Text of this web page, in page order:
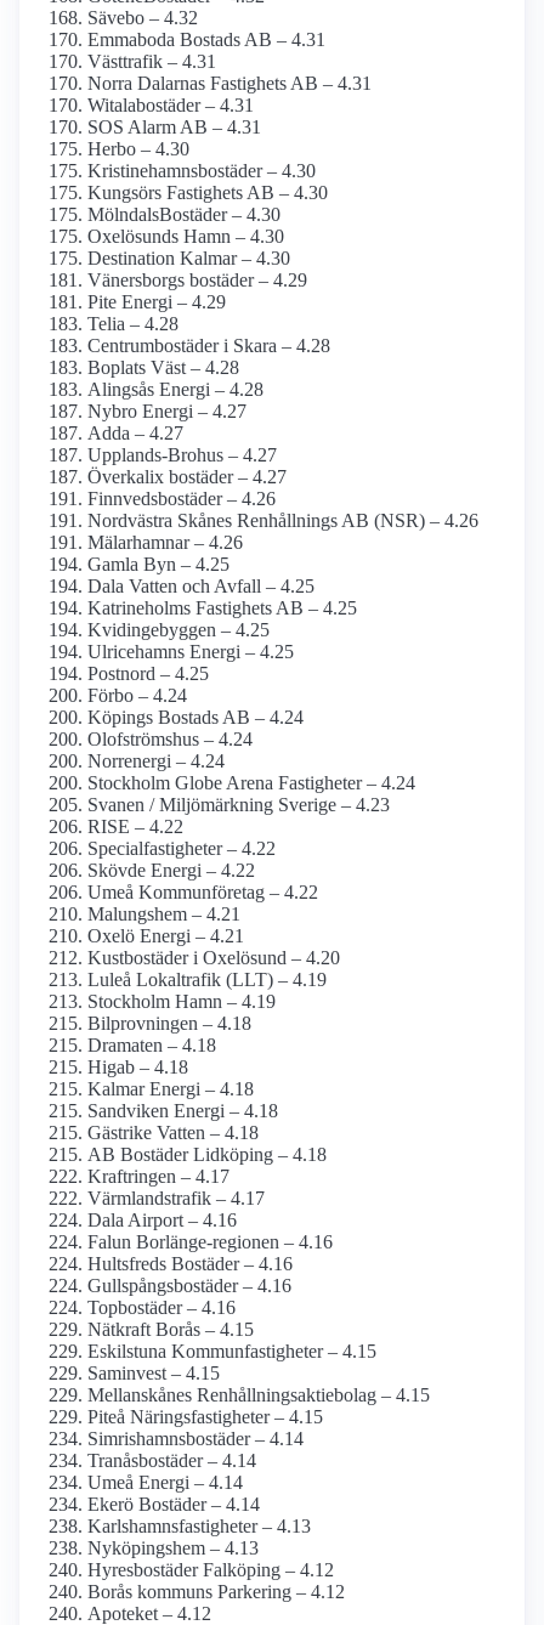
Sävebo – 4.32
Emmaboda Bostads AB – 4.31
Västtrafik – 4.31
Norra Dalarnas Fastighets AB – 4.31
Witalabostäder – 4.31
SOS Alarm AB – 4.31
Herbo – 4.30
Kristinehamnsbostäder – 4.30
Kungsörs Fastighets AB – 4.30
MölndalsBostäder – 4.30
Oxelösunds Hamn – 4.30
Destination Kalmar – 4.30
Vänersborgs bostäder – 4.29
Pite Energi – 4.29
Telia – 4.28
Centrumbostäder i Skara – 4.28
Boplats Väst – 4.28
Alingsås Energi – 4.28
Nybro Energi – 4.27
Adda – 4.27
Upplands-Brohus – 4.27
Överkalix bostäder – 4.27
Finnvedsbostäder – 4.26
Nordvästra Skånes Renhållnings AB (NSR) – 4.26
Mälarhamnar – 4.26
Gamla Byn – 4.25
Dala Vatten och Avfall – 4.25
Katrineholms Fastighets AB – 4.25
Kvidingebyggen – 4.25
Ulricehamns Energi – 4.25
Postnord – 4.25
Förbo – 4.24
Köpings Bostads AB – 4.24
Olofströmshus – 4.24
Norrenergi – 4.24
Stockholm Globe Arena Fastigheter – 4.24
Svanen / Miljömärkning Sverige – 4.23
RISE – 4.22
Specialfastigheter – 4.22
Skövde Energi – 4.22
Umeå Kommunföretag – 4.22
Malungshem – 4.21
Oxelö Energi – 4.21
Kustbostäder i Oxelösund – 4.20
Luleå Lokaltrafik (LLT) – 4.19
Stockholm Hamn – 4.19
Bilprovningen – 4.18
Dramaten – 4.18
Higab – 4.18
Kalmar Energi – 4.18
Sandviken Energi – 4.18
Gästrike Vatten – 4.18
AB Bostäder Lidköping – 4.18
Kraftringen – 4.17
Värmlandstrafik – 4.17
Dala Airport – 4.16
Falun Borlänge-regionen – 4.16
Hultsfreds Bostäder – 4.16
Gullspångsbostäder – 4.16
Topbostäder – 4.16
Nätkraft Borås – 4.15
Eskilstuna Kommunfastigheter – 4.15
Saminvest – 4.15
Mellan­skånes Renhållnings­aktiebolag – 4.15
Piteå Näringsfastigheter – 4.15
Simrishamnsbostäder – 4.14
Tranåsbostäder – 4.14
Umeå Energi – 4.14
Ekerö Bostäder – 4.14
Karlshamnsfastigheter – 4.13
Nyköpingshem – 4.13
Hyresbostäder Falköping – 4.12
Borås kommuns Parkering – 4.12
Apoteket – 4.12